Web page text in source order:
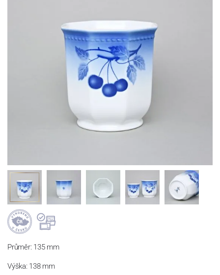
Průměr: 135 mm
Výška: 138 mm